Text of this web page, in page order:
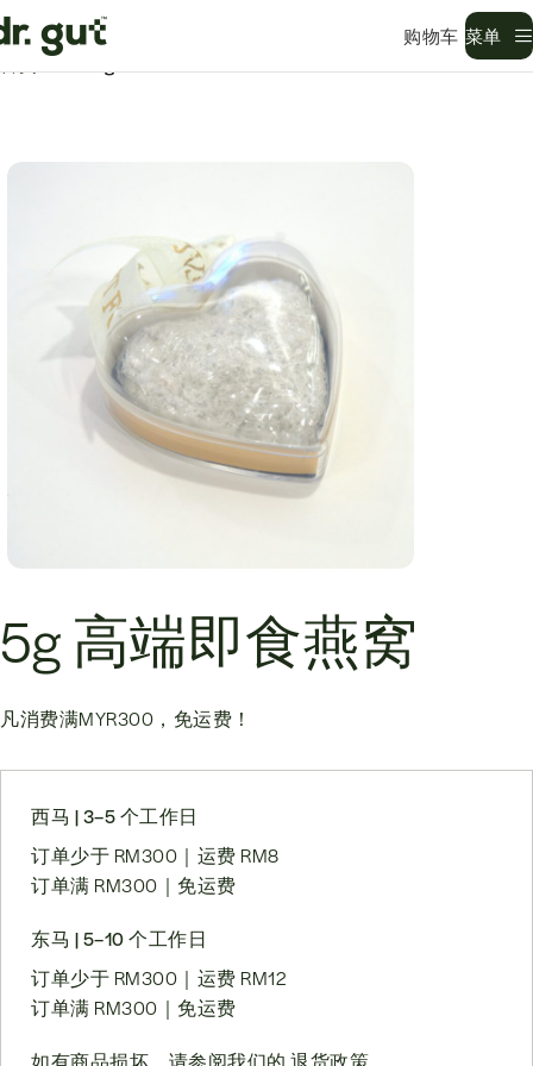
菜单
5g 高端即食燕窝
凡消费满MYR300 ，免运费！
西马 | 3–5 个工作日
订单少于 RM300｜运费 RM8
订单满 RM300｜免运费
东马 | 5–10 个工作日
订单少于 RM300｜运费 RM12
订单满 RM300｜免运费